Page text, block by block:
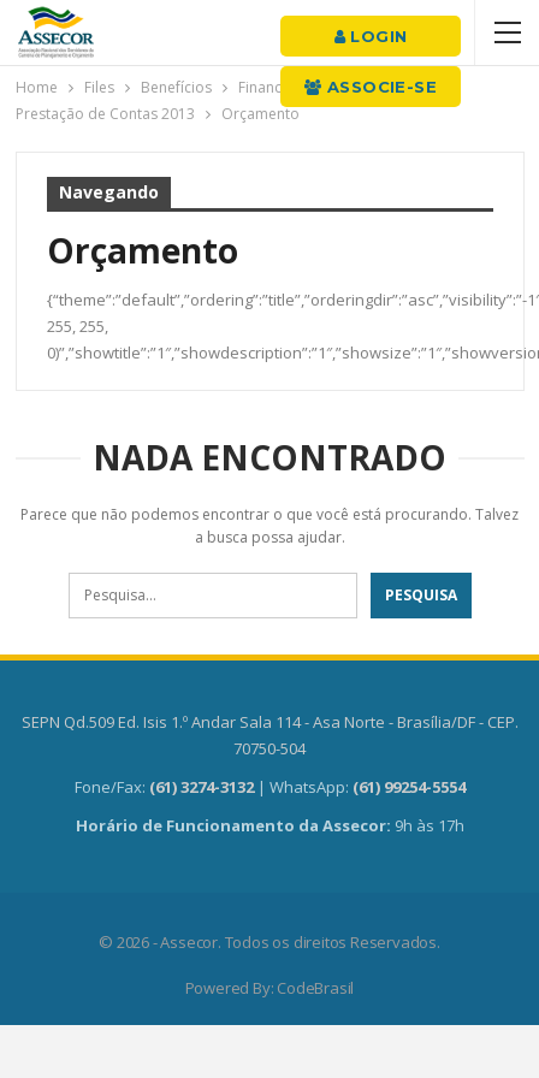
LOGIN
ASSOCIE-SE
Home Files Benefícios
Financeiro
Prestação de Contas 2013
Orçamento
Navegando
Orçamento
255, 255,
NADA ENCONTRADO
Parece que não podemos encontrar o que você está procurando. Talvez
a busca possa ajudar.
SEPN Qd.509 Ed. Isis 1.º Andar Sala 114 - Asa Norte - Brasília/DF - CEP.
70750-504
Fone/Fax: (61) 3274-3132 | WhatsApp: (61) 99254-5554
Horário de Funcionamento da Assecor: 9h às 17h
© 2026 - Assecor. Todos os direitos Reservados.
Powered By: CodeBrasil